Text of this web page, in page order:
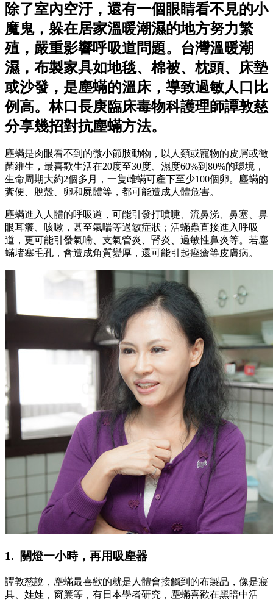
除了室內空汙，還有一個眼睛看不見的小
魔鬼，躲在居家溫暖潮濕的地方努力繁
殖，嚴重影響呼吸道問題。台灣溫暖潮
濕，布製家具如地毯、棉被、枕頭、床墊
或沙發，是塵蟎的溫床，導致過敏人口比
例高。林口長庚臨床毒物科護理師譚敦慈
分享幾招對抗塵蟎方法。
塵蟎是肉眼看不到的微小節肢動物，以人類或寵物的皮屑或黴
菌維生，最喜歡生活在20度至30度、濕度60%到80%的環境，
生命周期大約2個多月，一隻雌蟎可產下至少100個卵。塵蟎的
糞便、脫殼、卵和屍體等，都可能造成人體危害。
塵蟎進入人體的呼吸道，可能引發打噴嚏、流鼻涕、鼻塞、鼻
眼耳癢、咳嗽，甚至氣喘等過敏症狀；活蟎蟲直接進入呼吸
道，更可能引發氣喘、支氣管炎、腎炎、過敏性鼻炎等。若塵
蟎堵塞毛孔，會造成角質變厚，還可能引起痤瘡等皮膚病。
1. 關燈一小時，再用吸塵器
譚敦慈說，塵蟎最喜歡的就是人體會接觸到的布製品，像是寢
具、娃娃，窗簾等，有日本學者研究，塵蟎喜歡在黑暗中活